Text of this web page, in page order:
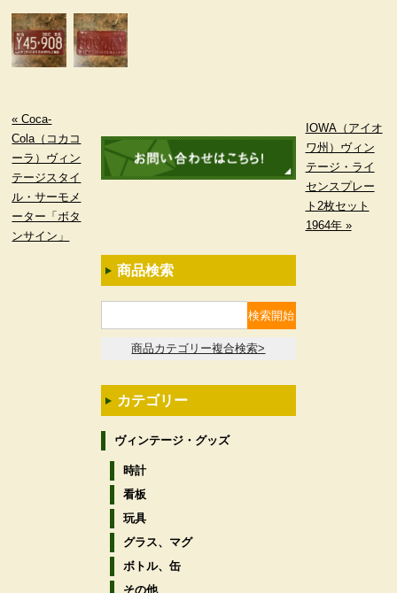
« Coca-
Cola（コカコ
ーラ）ヴィン
テージスタイ
ル・サーモメ
ーター「ボタ
ンサイン」
IOWA（アイオ
ワ州）ヴィン
テージ・ライ
センスプレー
ト2枚セット
1964年 »
商品検索
商品カテゴリー複合検索>
カテゴリー
ヴィンテージ・グッズ
時計
看板
玩具
グラス、マグ
ボトル、缶
その他